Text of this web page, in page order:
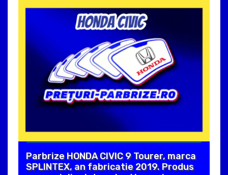
Parbrize HONDA CIVIC 9 Tourer, marca
SPLINTEX, an fabricatie 2019. Produs